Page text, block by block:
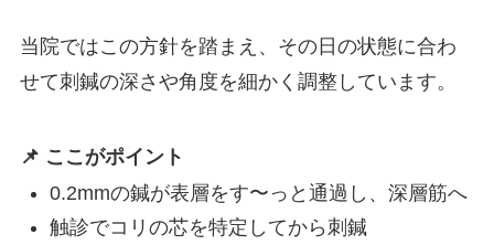
当院ではこの方針を踏まえ、その日の状態に合わ
せて刺鍼の深さや角度を細かく調整しています。
📌 ここがポイント
0.2mmの鍼が表層をす〜っと通過し、深層筋へ
触診でコリの芯を特定してから刺鍼